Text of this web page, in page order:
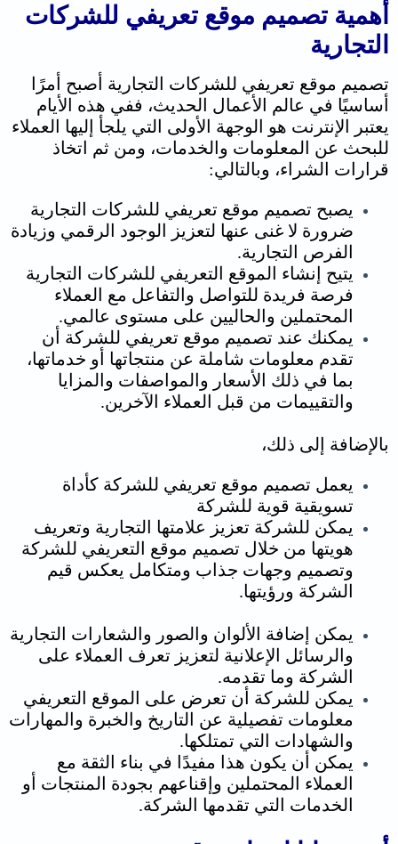
أهمية تصميم موقع تعريفي للشركات
التجارية
تصميم موقع تعريفي للشركات التجارية أصبح أمرًا
أساسيًا في عالم الأعمال الحديث، ففي هذه الأيام
يعتبر الإنترنت هو الوجهة الأولى التي يلجأ إليها العملاء
للبحث عن المعلومات والخدمات، ومن ثم اتخاذ
قرارات الشراء، وبالتالي:
يصبح تصميم موقع تعريفي للشركات التجارية
ضرورة لا غنى عنها لتعزيز الوجود الرقمي وزيادة
الفرص التجارية.
يتيح إنشاء الموقع التعريفي للشركات التجارية
فرصة فريدة للتواصل والتفاعل مع العملاء
المحتملين والحاليين على مستوى عالمي.
يمكنك عند تصميم موقع تعريفي للشركة أن
تقدم معلومات شاملة عن منتجاتها أو خدماتها،
بما في ذلك الأسعار والمواصفات والمزايا
والتقييمات من قبل العملاء الآخرين.
بالإضافة إلى ذلك،
يعمل تصميم موقع تعريفي للشركة كأداة
تسويقية قوية للشركة
يمكن للشركة تعزيز علامتها التجارية وتعريف
هويتها من خلال تصميم موقع التعريفي للشركة
وتصميم وجهات جذاب ومتكامل يعكس قيم
الشركة ورؤيتها.
يمكن إضافة الألوان والصور والشعارات التجارية
والرسائل الإعلانية لتعزيز تعرف العملاء على
الشركة وما تقدمه.
يمكن للشركة أن تعرض على الموقع التعريفي
معلومات تفصيلية عن التاريخ والخبرة والمهارات
والشهادات التي تمتلكها.
يمكن أن يكون هذا مفيدًا في بناء الثقة مع
العملاء المحتملين وإقناعهم بجودة المنتجات أو
الخدمات التي تقدمها الشركة.